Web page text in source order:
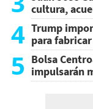
cultura,
4 Trump
para
5 Bolsa
impulsarán